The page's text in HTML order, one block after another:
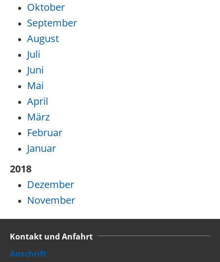
Oktober
September
August
Juli
Juni
Mai
April
März
Februar
Januar
2018
Dezember
November
Kontakt und Anfahrt
Anschrift